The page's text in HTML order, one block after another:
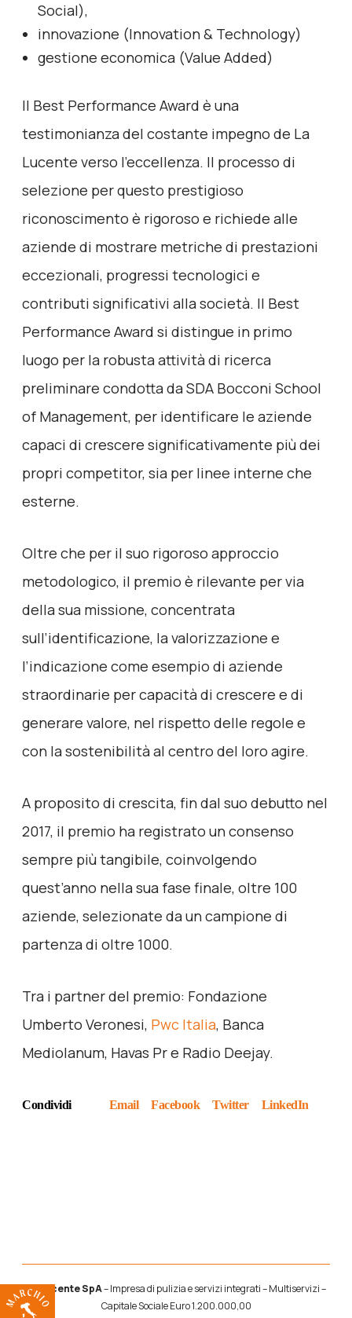
Social),
innovazione (Innovation & Technology)
gestione economica (Value Added)
Il Best Performance Award è una
testimonianza del costante impegno de La
Lucente verso l’eccellenza. Il processo di
selezione per questo prestigioso
riconoscimento è rigoroso e richiede alle
aziende di mostrare metriche di prestazioni
eccezionali, progressi tecnologici e
contributi significativi alla società. Il Best
Performance Award si distingue in primo
luogo per la robusta attività di ricerca
preliminare condotta da SDA Bocconi School
of Management, per identificare le aziende
capaci di crescere significativamente più dei
propri competitor, sia per linee interne che
esterne.
Oltre che per il suo rigoroso approccio
metodologico, il premio è rilevante per via
della sua missione, concentrata
sull’identificazione, la valorizzazione e
l’indicazione come esempio di aziende
straordinarie per capacità di crescere e di
generare valore, nel rispetto delle regole e
con la sostenibilità al centro del loro agire.
A proposito di crescita, fin dal suo debutto nel
2017, il premio ha registrato un consenso
sempre più tangibile, coinvolgendo
quest’anno nella sua fase finale, oltre 100
aziende, selezionate da un campione di
partenza di oltre 1000.
Tra i partner del premio: Fondazione
Umberto Veronesi, Pwc Italia, Banca
Mediolanum, Havas Pr e Radio Deejay.
Condividi Email Facebook Twitter LinkedIn
La Lucente SpA– Impresa di pulizia e servizi integrati – Multiservizi –
Capitale Sociale Euro 1.200.000,00